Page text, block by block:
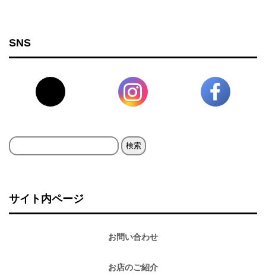
SNS
検
サイト内ページ
お問い合わせ
お店のご紹介